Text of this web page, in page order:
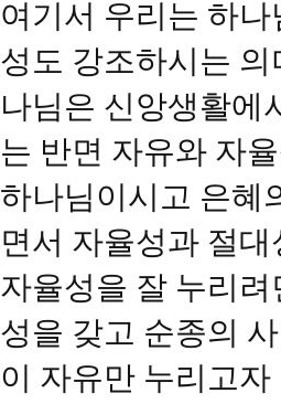
여기서 우리는 하
성도 강조하시는
나님은 신앙생활에
는 반면 자유와 자
하나님이시고 은혜
면서 자율성과 절
자율성을 잘 누리
성을 갖고 순종의
이 자유만 누리고